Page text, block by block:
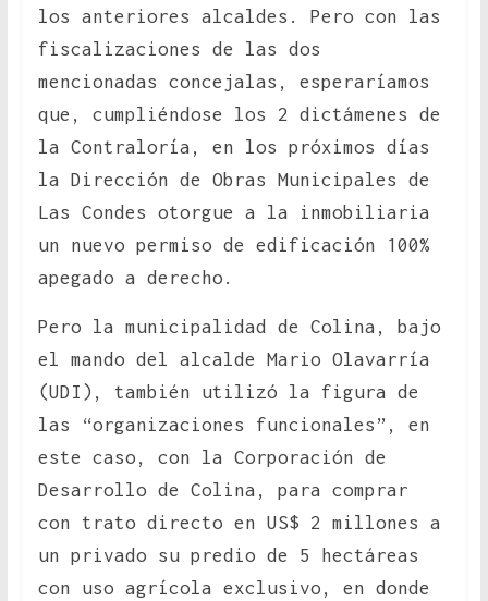
los anteriores alcaldes. Pero con las
fiscalizaciones de las dos
mencionadas concejalas, esperaríamos
que, cumpliéndose los 2 dictámenes de
la Contraloría, en los próximos días
la Dirección de Obras Municipales de
Las Condes otorgue a la inmobiliaria
un nuevo permiso de edificación 100%
apegado a derecho.
Pero la municipalidad de Colina, bajo
el mando del alcalde Mario Olavarría
(UDI), también utilizó la figura de
las “organizaciones funcionales”, en
este caso, con la Corporación de
Desarrollo de Colina, para comprar
con trato directo en US$ 2 millones a
un privado su predio de 5 hectáreas
con uso agrícola exclusivo, en donde